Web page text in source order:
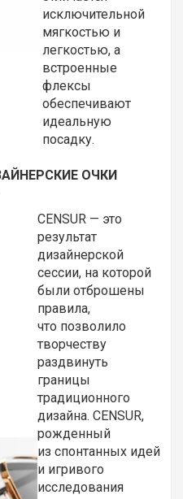
исключительной
мягкостью и
легкостью, а
встроенные
флексы
обеспечивают
идеальную
посадку.
ОЧКИ
CENSUR — это
результат
дизайнерской
сессии, на которой
были отброшены
правила,
что позволило
творчеству
раздвинуть
границы
традиционного
дизайна. CENSUR,
рожденный
из спонтанных идей
и игривого
исследования